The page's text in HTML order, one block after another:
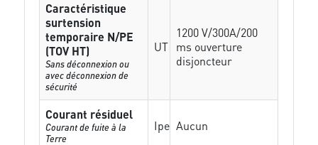
Caractéristique
surtension
temporaire N/PE
(TOV HT)
Sans déconnexion ou
avec déconnexion de
sécurité
UT
1200 V/300A/200
ms ouverture
disjoncteur
Courant résiduel
Courant de fuite à la
Terre
Ipe Aucun